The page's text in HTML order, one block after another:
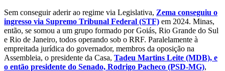
Sem conseguir aderir ao regime via Legislativa, Zema conseguiu o
ingresso via Supremo Tribunal Federal (STF) em 2024. Minas,
então, se somou a um grupo formado por Goiás, Rio Grande do Sul
e Rio de Janeiro, todos operando sob o RRF. Paralelamente à
empreitada jurídica do governador, membros da oposição na
Assembleia, o presidente da Casa, Tadeu Martins Leite (MDB), e
o então presidente do Senado, Rodrigo Pacheco (PSD-MG),